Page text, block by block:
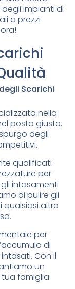
impianti di
a prezzi
Scarichi
nella
posto giusto.
degli
qualificati
per
intasamenti
di pulire gli
qualsiasi altro
per
di
Con il
un
famiglia.